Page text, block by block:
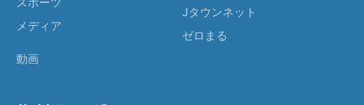
メディア
動画
Jタウンネット
ゼロまる